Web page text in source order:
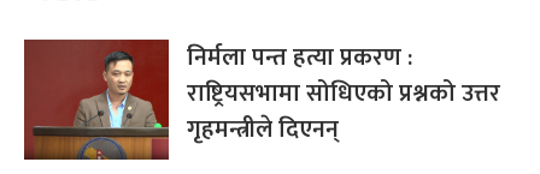
निर्मला पन्त हत्या प्रकरण :
राष्ट्रियसभामा सोधिएको प्रश्नको उत्तर
गृहमन्त्रीले दिएनन्